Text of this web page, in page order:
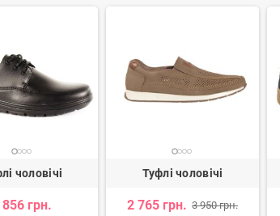
чоловічі
856 грн.
Туфлі чоловічі
2 765 грн. 3 950 грн.